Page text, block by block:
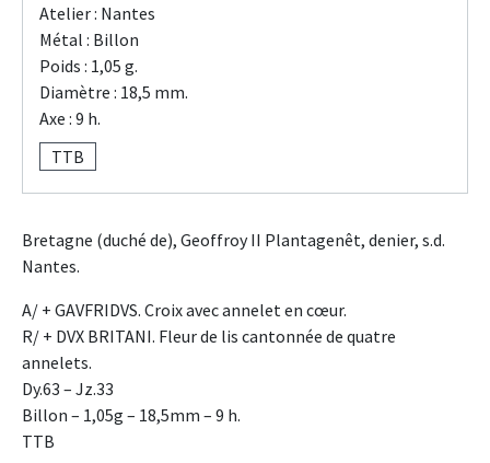
Atelier : Nantes
Métal : Billon
Poids : 1,05 g.
Diamètre : 18,5 mm.
Axe : 9 h.
TTB
Bretagne (duché de), Geoffroy II Plantagenêt, denier, s.d.
Nantes.
A/ + GAVFRIDVS. Croix avec annelet en cœur.
R/ + DVX BRITANI. Fleur de lis cantonnée de quatre
annelets.
Dy.63 – Jz.33
Billon – 1,05g – 18,5mm – 9 h.
TTB